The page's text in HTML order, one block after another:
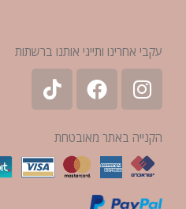
עקבי אחרינו ותייגי אותנו ברשתות
הקנייה באתר מאובטחת